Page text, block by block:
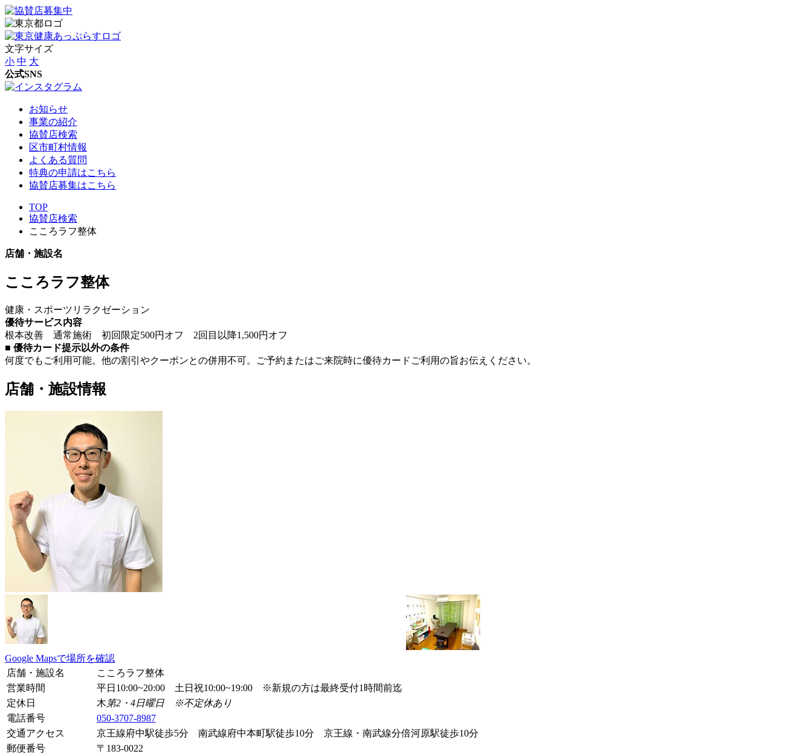
文字サイズ
小 中 大
公式SNS
お知らせ
事業の紹介
協賛店検索
区市町村情報
よくある質問
特典の申請はこちら
協賛店募集はこちら
TOP
協賛店検索
こころラフ整体
店舗・施設名
こころラフ整体
健康・スポーツ リラクゼーション
優待サービス内容
根本改善 通常施術 初回限定500円オフ 2回目以降1,500円オフ
■ 優待カード提示以外の条件
何度でもご利用可能。他の割引やクーポンとの併用不可。ご予約またはご来院時に優待カードご利用の旨お伝えください。
店舗・施設情報
Google Mapsで場所を確認
店舗・施設名
こころラフ整体
営業時間
平日10:00~20:00 土日祝10:00~19:00 ※新規の方は最終受付1時間前迄
定休日
木第2・4日曜日 ※不定休あり
電話番号
050-3707-8987
交通アクセス
京王線府中駅徒歩5分 南武線府中本町駅徒歩10分 京王線・南武線分倍河原駅徒歩10分
郵便番号
〒 183-0022